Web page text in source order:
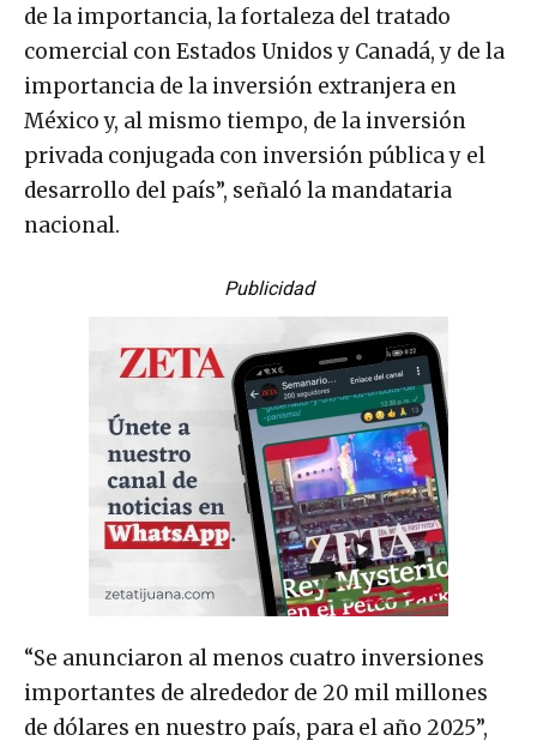
de la importancia, la fortaleza del tratado
comercial con Estados Unidos y Canadá, y de la
importancia de la inversión extranjera en
México y, al mismo tiempo, de la inversión
privada conjugada con inversión pública y el
desarrollo del país”, señaló la mandataria
nacional.
Publicidad
“Se anunciaron al menos cuatro inversiones
importantes de alrededor de 20 mil millones
de dólares en nuestro país, para el año 2025”,